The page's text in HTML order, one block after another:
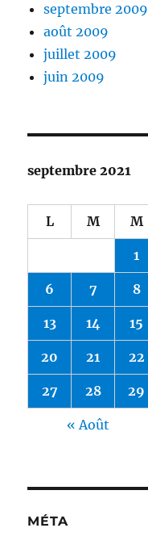
septembre 2009
août 2009
juillet 2009
juin 2009
septembre 2021
L M M
1
6 7 8
13 14 15
20 21 22
27 28 29
« Août
MÉTA